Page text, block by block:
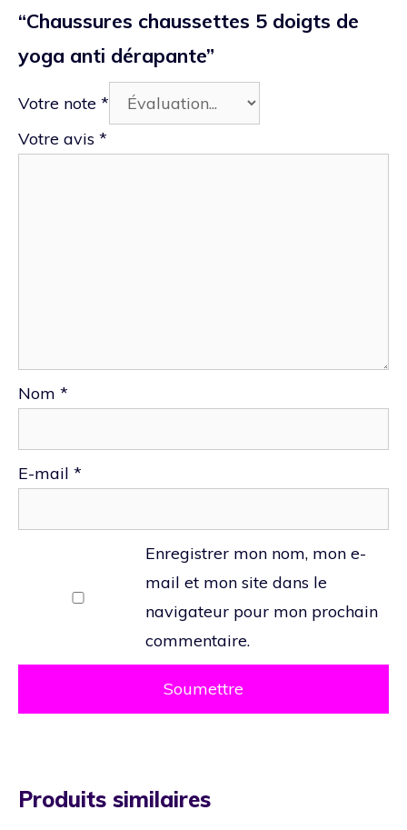
“Chaussures chaussettes 5 doigts de
yoga anti dérapante”
Votre note *
Votre avis *
Nom *
E-mail *
Enregistrer mon nom, mon e-
mail et mon site dans le
navigateur pour mon prochain
commentaire.
Produits similaires